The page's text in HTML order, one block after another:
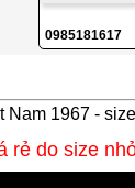
0985181617
Nam 1967 -
do size